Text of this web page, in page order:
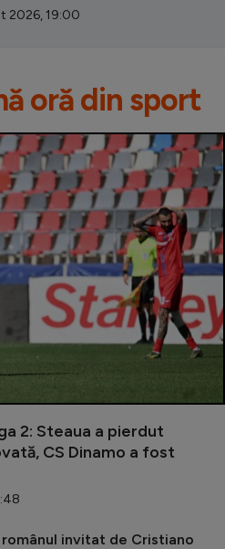
2026, 19:00
oră din sport
2: Steaua a pierdut
CS Dinamo a fost
românul invitat de Cristiano